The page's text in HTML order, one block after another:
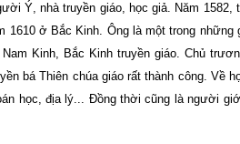
Ý, nhà truyền giáo, học giả. Năm
1610 ở Bắc Kinh. Ông là một trong
Kinh, Bắc Kinh truyền giáo. Chủ
bá Thiên chúa giáo rất thành công. Về
học, địa lý... Đồng thời cũng là người